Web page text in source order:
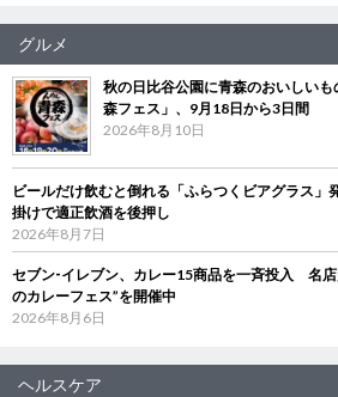
グルメ
秋の日比谷公園に青森のおいし
森フェス」、9月18日から3日間
2026年8月10日
ビールだけ飲むと倒れる「ふらつくビアグラス
掛けで適正飲酒を後押し
2026年8月7日
セブン‐イレブン、カレー15商品を一斉投入 名
のカレーフェス”を開催中
2026年8月6日
ヘルスケア